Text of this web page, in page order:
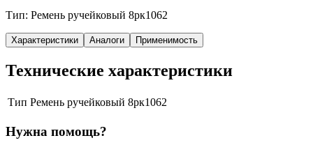
Тип: Ремень ручейковый 8рк1062
Характеристики Аналоги Применимость
Технические характеристики
Тип Ремень ручейковый 8рк1062
Нужна помощь?